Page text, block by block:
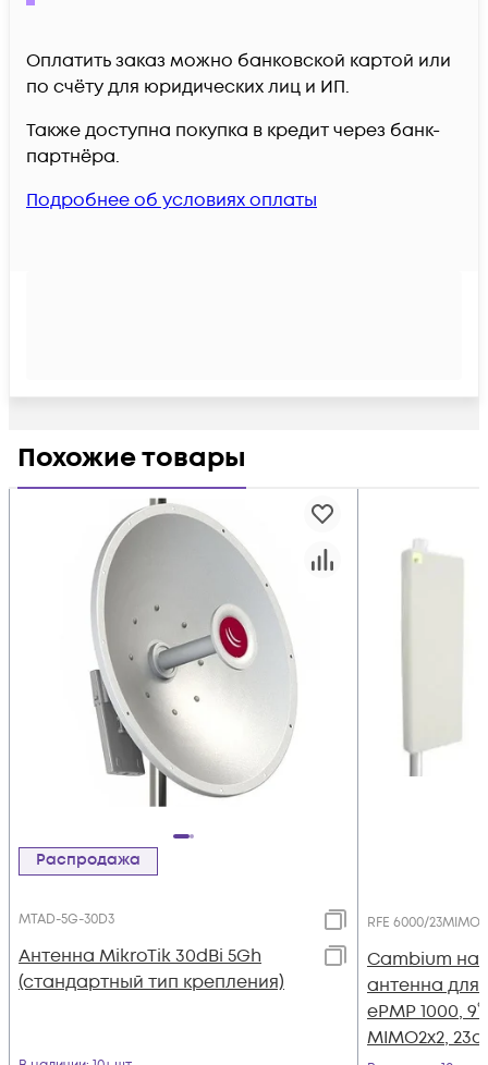
Оплатить заказ можно банковской картой или
по счёту для юридических лиц и ИП.
Также доступна покупка в кредит через банк-
партнёра.
Подробнее об условиях оплаты
Похожие товары
Распродажа
MTAD-5G-30D3
Антенна MikroTik 30dBi 5Gh
(стандартный тип крепления)
RFE 6000/
Cambium
антенна для
ePMP 1000,
MIMO2x2,